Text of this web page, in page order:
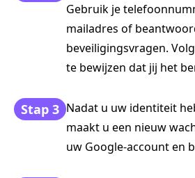
Gebruik je
mailadres of
beveiligingsvragen.
te bewijzen dat jij het
Stap 3 Nadat u uw identiteit
maakt u een nieuw
uw Google-account en